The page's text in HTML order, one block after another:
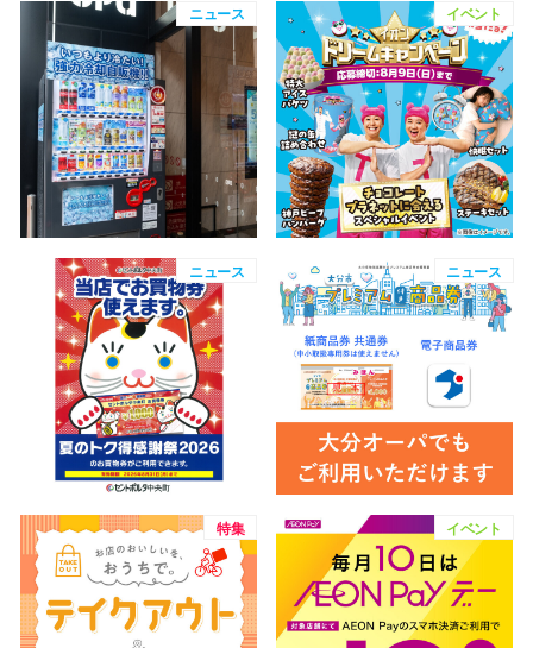
ニュース イベント
ニュース ニュース
特集 イベント
高崎オ
新百合
三宮オ
キャナルシ
那覇オ